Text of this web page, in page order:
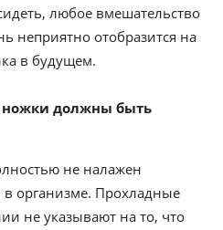
любое вмешательство
неприятно отобразится на
в будущем.
должны быть
не налажен
организме. Прохладные
не указывают на то, что